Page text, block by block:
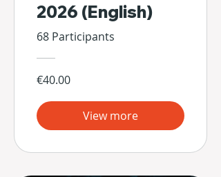
2026 (English)
68 Participants
€40.00
View more